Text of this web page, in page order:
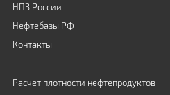
НПЗ России
Нефтебазы РФ
Контакты
Расчет плотности нефтепродуктов